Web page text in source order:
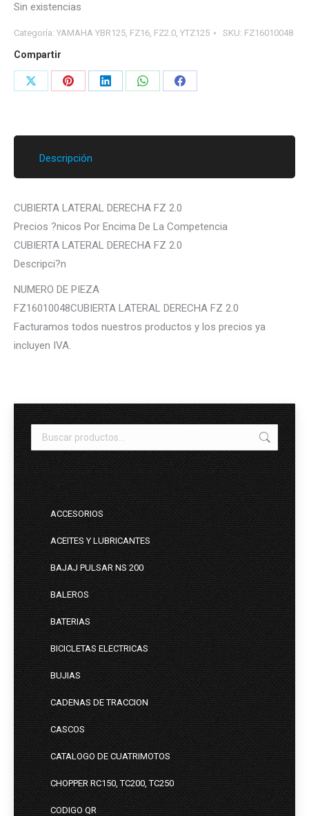
Sin existencias
Categoría: YAMAHA YBR125, FZ16, FZ2.0, YTZ125 SKU: FZ16010048
Compartir
Share
Share
Share
Share
Share
Descripción
CUBIERTA LATERAL DERECHA FZ 2.0
Precios ?nicos Por Encima De La Competencia
CUBIERTA LATERAL DERECHA FZ 2.0
Descripci?n
NUMERO DE PIEZA
FZ16010048CUBIERTA LATERAL DERECHA FZ 2.0
Facturamos todos nuestros productos y los precios ya
incluyen IVA.
ACCESORIOS
ACEITES Y LUBRICANTES
BAJAJ PULSAR NS 200
BALEROS
BATERIAS
BICICLETAS ELECTRICAS
BUJIAS
CADENAS DE TRACCION
CASCOS
CATALOGO DE CUATRIMOTOS
CHOPPER RC150, TC200, TC250
CODIGO QR